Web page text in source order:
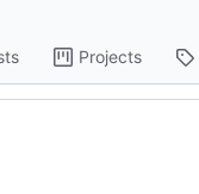
Projects